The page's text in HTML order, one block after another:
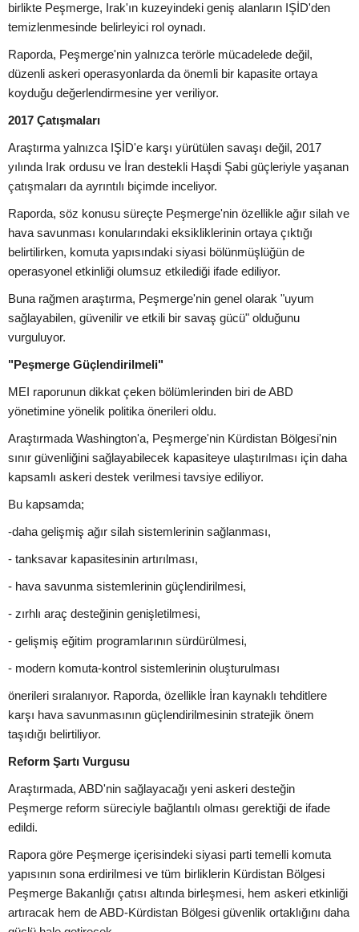
birlikte Peşmerge, Irak'ın kuzeyindeki geniş alanların IŞİD'den
temizlenmesinde belirleyici rol oynadı.
Raporda, Peşmerge'nin yalnızca terörle mücadelede değil,
düzenli askeri operasyonlarda da önemli bir kapasite ortaya
koyduğu değerlendirmesine yer veriliyor.
2017 Çatışmaları
Araştırma yalnızca IŞİD'e karşı yürütülen savaşı değil, 2017
yılında Irak ordusu ve İran destekli Haşdi Şabi güçleriyle yaşanan
çatışmaları da ayrıntılı biçimde inceliyor.
Raporda, söz konusu süreçte Peşmerge'nin özellikle ağır silah ve
hava savunması konularındaki eksikliklerinin ortaya çıktığı
belirtilirken, komuta yapısındaki siyasi bölünmüşlüğün de
operasyonel etkinliği olumsuz etkilediği ifade ediliyor.
Buna rağmen araştırma, Peşmerge'nin genel olarak "uyum
sağlayabilen, güvenilir ve etkili bir savaş gücü" olduğunu
vurguluyor.
"Peşmerge Güçlendirilmeli"
MEI raporunun dikkat çeken bölümlerinden biri de ABD
yönetimine yönelik politika önerileri oldu.
Araştırmada Washington'a, Peşmerge'nin Kürdistan Bölgesi'nin
sınır güvenliğini sağlayabilecek kapasiteye ulaştırılması için daha
kapsamlı askeri destek verilmesi tavsiye ediliyor.
Bu kapsamda;
-daha gelişmiş ağır silah sistemlerinin sağlanması,
- tanksavar kapasitesinin artırılması,
- hava savunma sistemlerinin güçlendirilmesi,
- zırhlı araç desteğinin genişletilmesi,
- gelişmiş eğitim programlarının sürdürülmesi,
- modern komuta-kontrol sistemlerinin oluşturulması
önerileri sıralanıyor. Raporda, özellikle İran kaynaklı tehditlere
karşı hava savunmasının güçlendirilmesinin stratejik önem
taşıdığı belirtiliyor.
Reform Şartı Vurgusu
Araştırmada, ABD'nin sağlayacağı yeni askeri desteğin
Peşmerge reform süreciyle bağlantılı olması gerektiği de ifade
edildi.
Rapora göre Peşmerge içerisindeki siyasi parti temelli komuta
yapısının sona erdirilmesi ve tüm birliklerin Kürdistan Bölgesi
Peşmerge Bakanlığı çatısı altında birleşmesi, hem askeri etkinliği
artıracak hem de ABD-Kürdistan Bölgesi güvenlik ortaklığını daha